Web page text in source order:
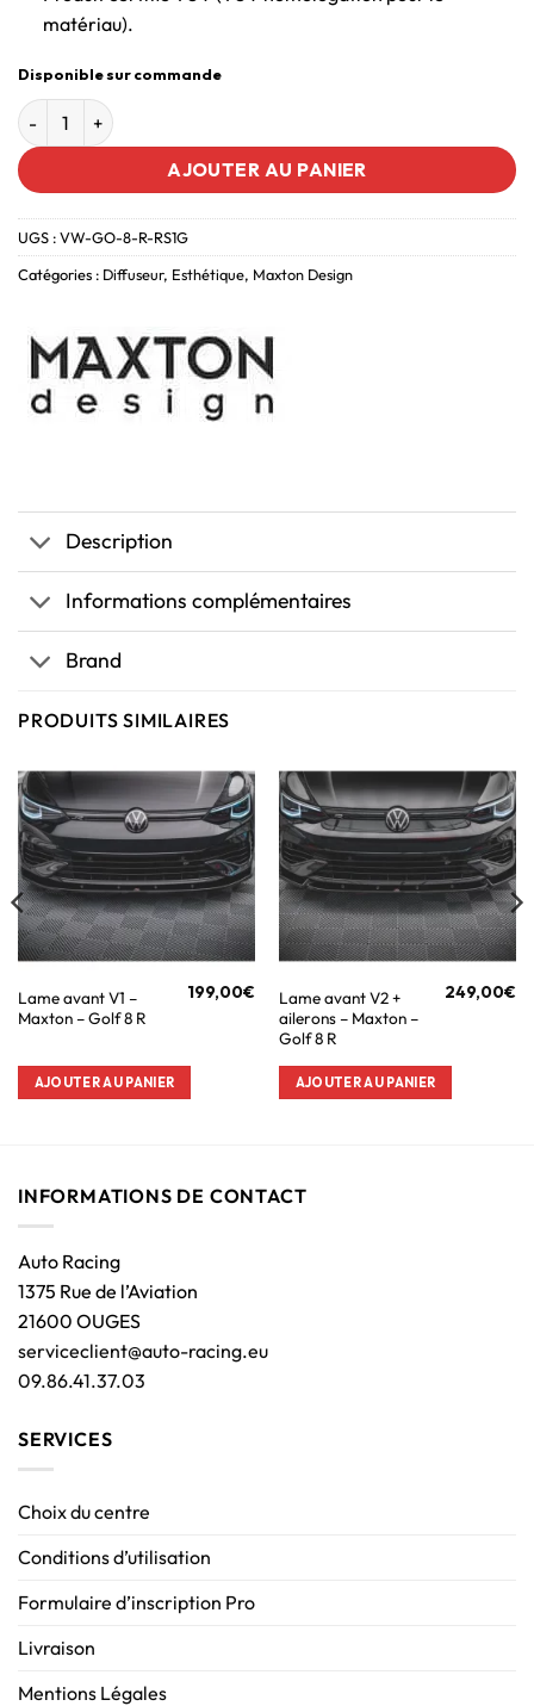
matériau).
Disponible sur commande
AJOUTER AU PANIER
UGS :VW-GO-8-R-RS1G
Catégories : Diffuseur, Esthétique, Maxton Design
Description
Informations complémentaires
Brand
PRODUITS SIMILAIRES
Lame avant V1 –
Maxton – Golf 8 R
199,00€
AJOUTER AU PANIER
Lame avant V2 +
ailerons – Maxton –
Golf 8 R
249,00€
AJOUTER AU PANIER
INFORMATIONS DE CONTACT
Auto Racing
1375 Rue de l’Aviation
21600 OUGES
serviceclient@auto-racing.eu
09.86.41.37.03
SERVICES
Choix du centre
Conditions d’utilisation
Formulaire d’inscription Pro
Livraison
Mentions Légales